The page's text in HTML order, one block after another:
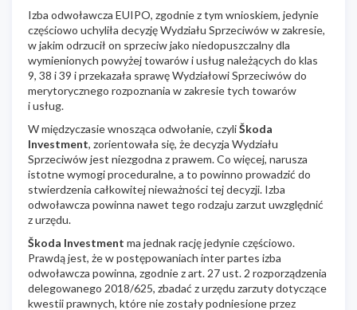
Izba odwoławcza EUIPO, zgodnie z tym wnioskiem, jedynie
częściowo uchyliła decyzję Wydziału Sprzeciwów w zakresie,
w jakim odrzucił on sprzeciw jako niedopuszczalny dla
wymienionych powyżej towarów i usług należących do klas
9, 38 i 39 i przekazała sprawę Wydziałowi Sprzeciwów do
merytorycznego rozpoznania w zakresie tych towarów
i usług.
W międzyczasie wnosząca odwołanie, czyliŠkoda
Investment, zorientowała się, że decyzja Wydziału
Sprzeciwów jest niezgodna z prawem. Co więcej, narusza
istotne wymogi proceduralne, a to powinno prowadzić do
stwierdzenia całkowitej nieważności tej decyzji. Izba
odwoławcza powinna nawet tego rodzaju zarzut uwzględnić
z urzędu.
Škoda Investment ma jednak rację jedynie częściowo.
Prawdą jest, że w postępowaniach inter partes izba
odwoławcza powinna, zgodnie z art. 27 ust. 2 rozporządzenia
delegowanego 2018/625, zbadać z urzędu zarzuty dotyczące
kwestii prawnych, które nie zostały podniesione przez